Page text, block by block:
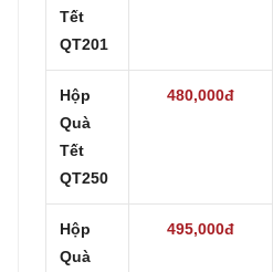
Tết
QT201
Hộp
Quà
Tết
QT250
480,000đ
Hộp
Quà
495,000đ